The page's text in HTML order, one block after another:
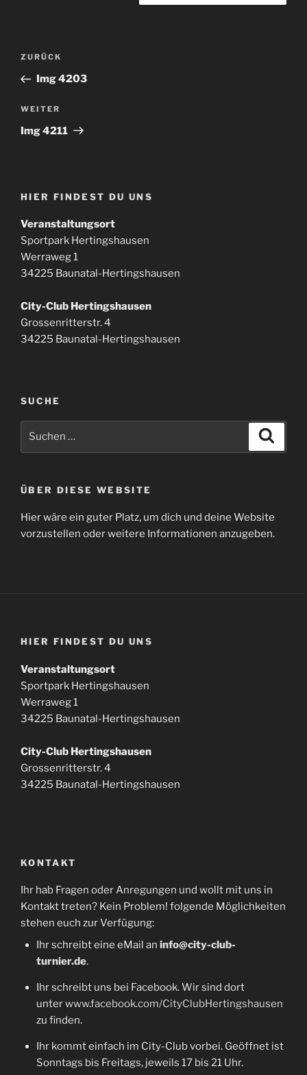
Beitragsnavigation
Vorheriger
Beitrag
ZURÜCK
Img 4203
Nächster
Beitrag
WEITER
Img 4211
HIER FINDEST DU UNS
Veranstaltungsort
Sportpark Hertingshausen
Werraweg 1
34225 Baunatal-Hertingshausen
City-Club Hertingshausen
Grossenritterstr. 4
34225 Baunatal-Hertingshausen
SUCHE
ÜBER DIESE WEBSITE
Hier wäre ein guter Platz, um dich und deine Website
vorzustellen oder weitere Informationen anzugeben.
HIER FINDEST DU UNS
Veranstaltungsort
Sportpark Hertingshausen
Werraweg 1
34225 Baunatal-Hertingshausen
City-Club Hertingshausen
Grossenritterstr. 4
34225 Baunatal-Hertingshausen
KONTAKT
Ihr hab Fragen oder Anregungen und wollt mit uns in
Kontakt treten? Kein Problem! folgende Möglichkeiten
stehen euch zur Verfügung:
Ihr schreibt eine eMail an info@city-club-
turnier.de.
Ihr schreibt uns bei Facebook. Wir sind dort
unterwww.facebook.com/CityClubHertingshausen
zu finden.
Ihr kommt einfach im City-Club vorbei. Geöffnet ist
Sonntags bis Freitags, jeweils 17 bis 21 Uhr.